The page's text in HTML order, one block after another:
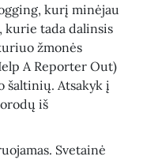
kurį minėjau
kurie tada dalinsis
žmonės
A Reporter Out)
šaltinių. Atsakyk į
iš
Svetainė